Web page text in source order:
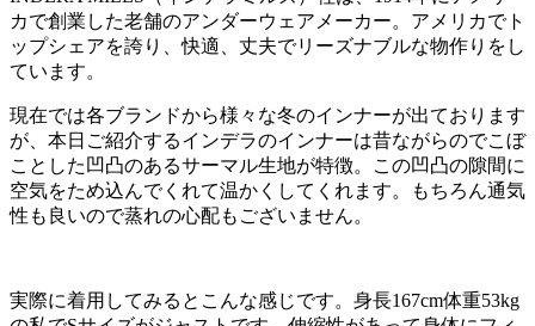
カで創業した老舗のアンダーウェアメーカー。アメリカでト
ップシェアを誇り、快適、丈夫でリーズナブルな物作りをし
ています。
現在では各ブランドから様々な冬のインナーが出ております
が、本日ご紹介するインデラのインナーは昔ながらのでこぼ
ことした凹凸のあるサーマル生地が特徴。この凹凸の隙間に
空気をため込んでくれて温かくしてくれます。もちろん通気
性も良いので蒸れの心配もございません。
実際に着用してみるとこんな感じです。身長167cm体重53kg